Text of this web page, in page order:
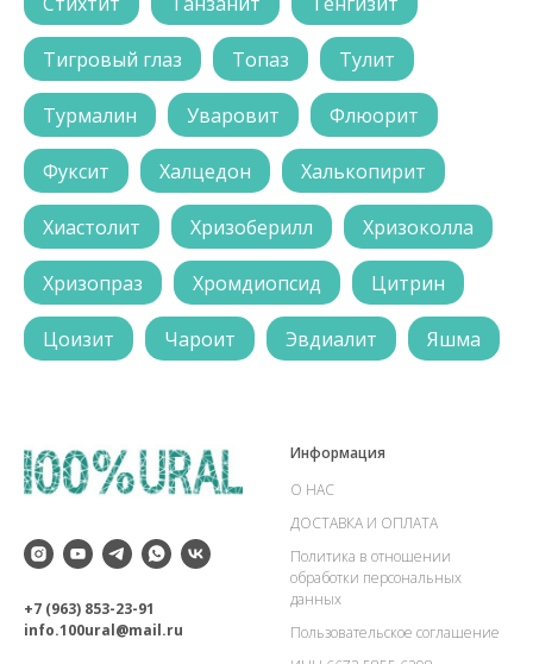
Тигровый глаз Топаз Тулит
Турмалин Уваровит Флюорит
Фуксит Халцедон Халькопирит
Хиастолит Хризоберилл Хризоколла
Хризопраз Хромдиопсид Цитрин
Цоизит Чароит Эвдиалит Яшма
+7 (963) 853-23-91
info.100ural@mail.ru
Информация
О НАС
ДОСТАВКА И ОПЛАТА
Политика в отношении
обработки персональных
данных
Пользовательское соглашение